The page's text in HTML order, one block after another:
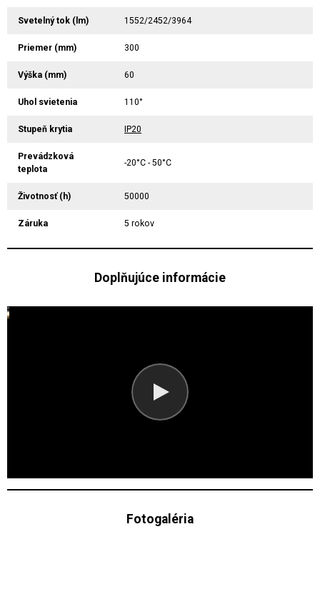
Svetelný tok (lm) 1552/2452/3964
Priemer (mm) 300
Výška (mm) 60
Uhol svietenia 110°
Stupeň krytia IP20
Prevádzková
teplota
-20°C - 50°C
Životnosť (h) 50000
Záruka 5 rokov
Doplňujúce informácie
Fotogaléria